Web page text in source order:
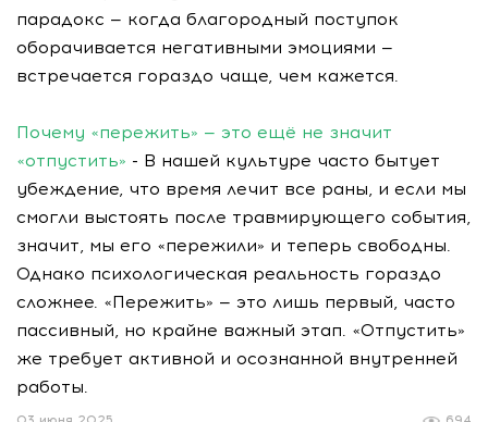
парадокс — когда благородный поступок
оборачивается негативными эмоциями —
встречается гораздо чаще, чем кажется.
Почему «пережить» — это ещё не значит
«отпустить» - В нашей культуре часто бытует
убеждение, что время лечит все раны, и если мы
смогли выстоять после травмирующего события,
значит, мы его «пережили» и теперь свободны.
Однако психологическая реальность гораздо
сложнее. «Пережить» — это лишь первый, часто
пассивный, но крайне важный этап. «Отпустить»
же требует активной и осознанной внутренней
работы.